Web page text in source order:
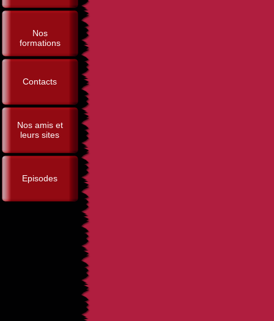
Nos
formations
Contacts
Nos amis et
leurs sites
Episodes